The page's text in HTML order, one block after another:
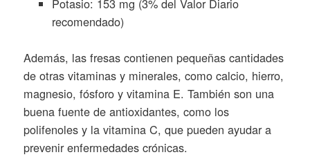
Potasio: 153 mg (3% del Valor Diario
recomendado)
Además, las fresas contienen pequeñas cantidades
de otras vitaminas y minerales, como calcio, hierro,
magnesio, fósforo y vitamina E. También son una
buena fuente de antioxidantes, como los
polifenoles y la vitamina C, que pueden ayudar a
prevenir enfermedades crónicas.